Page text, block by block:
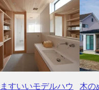
ますいいモデルハウ
木の